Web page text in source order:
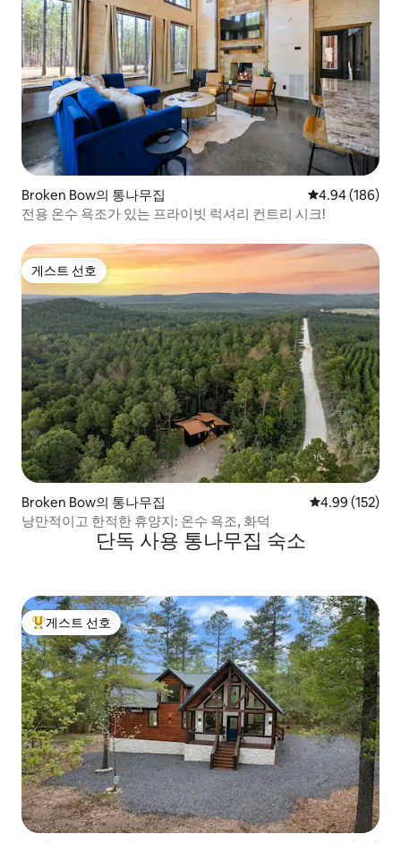
Broken Bow의 통나무집 평점 4.94점(5
4.94 (186)
전용 온수 욕조가 있는 프라이빗 럭셔리 컨트리 시크!
게스트 선호
게스트 선호
Broken Bow의 통나무집 평점 4.99점(5
4.99 (152)
낭만적이고 한적한 휴양지: 온수 욕조, 화덕
단독 사용 통나무집 숙소
상위 게스트 선호
게스트 선호